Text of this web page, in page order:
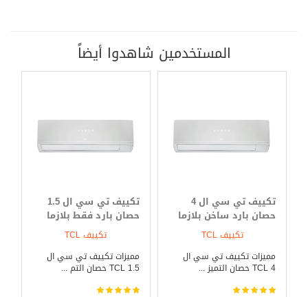
المستخدمين شاهدوا أيضاً
تكييف تي سي ال 4
حصان بارد ساخن بلازما
ديجيتالتكييف TCL
مميزات تكييف تي سي ال
TCL 4 حصان التميز ...
تكييف تي سي ال 1.5
حصان بارد فقط بلازما
ديجيتالتكييف TCL
مميزات تكييف تي سي ال
TCL 1.5 حصان التم ...